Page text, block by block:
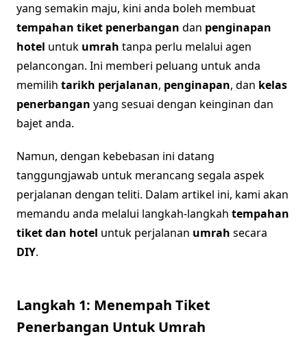
yang semakin maju, kini anda boleh membuat
tempahan tiket penerbangan dan penginapan
hotel untuk umrah tanpa perlu melalui agen
pelancongan. Ini memberi peluang untuk anda
memilih tarikh perjalanan, penginapan, dan kelas
penerbangan yang sesuai dengan keinginan dan
bajet anda.
Namun, dengan kebebasan ini datang
tanggungjawab untuk merancang segala aspek
perjalanan dengan teliti. Dalam artikel ini, kami akan
memandu anda melalui langkah-langkah tempahan
tiket dan hotel untuk perjalanan umrah secara
DIY.
Langkah 1: Menempah Tiket
Penerbangan Untuk Umrah